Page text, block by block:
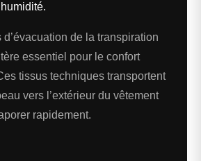
d’évacuation de la transpiration
essentiel pour le confort
tissus techniques transportent
vers l’extérieur du vêtement
rapidement.